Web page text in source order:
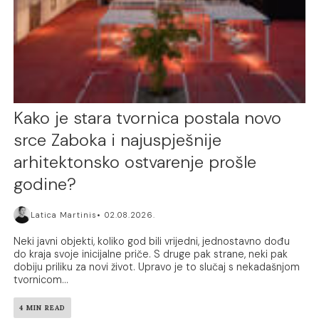
Kako je stara tvornica postala novo
srce Zaboka i najuspješnije
arhitektonsko ostvarenje prošle
godine?
Latica Martinis 02.08.2026.
Neki javni objekti, koliko god bili vrijedni, jednostavno dođu
do kraja svoje inicijalne priče. S druge pak strane, neki pak
dobiju priliku za novi život. Upravo je to slučaj s nekadašnjom
tvornicom...
4 MIN READ